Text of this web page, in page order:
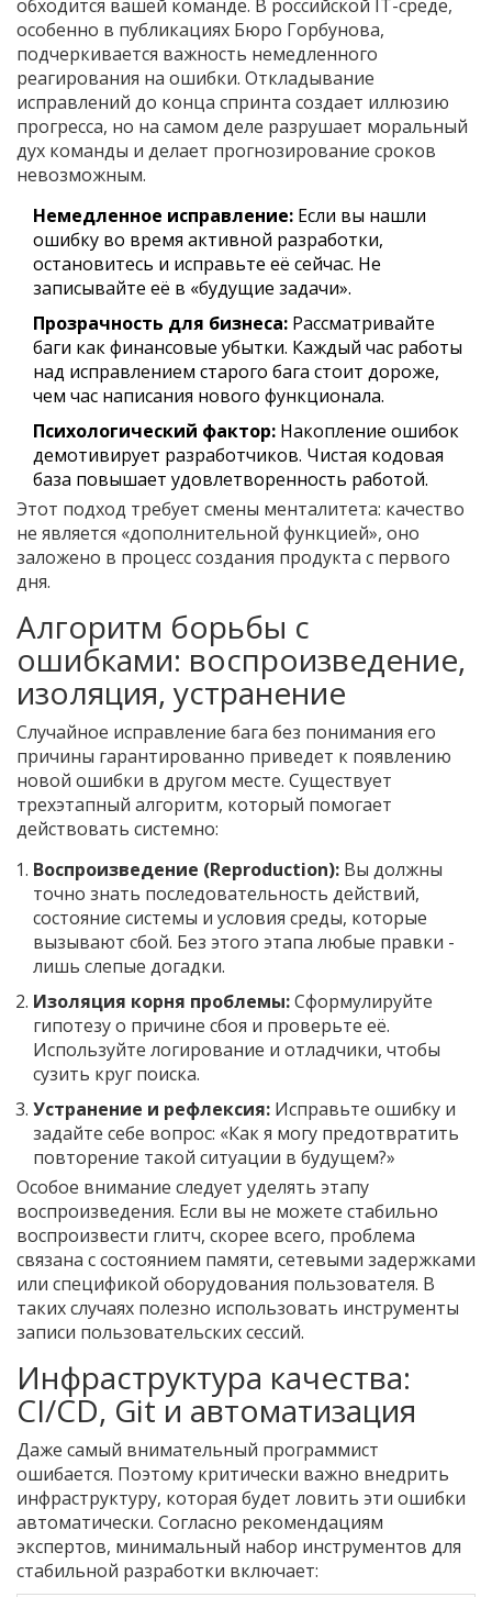
обходится вашей команде. В российской IT-среде,
особенно в публикациях Бюро Горбунова,
подчеркивается важность немедленного
реагирования на ошибки. Откладывание
исправлений до конца спринта создает иллюзию
прогресса, но на самом деле разрушает моральный
дух команды и делает прогнозирование сроков
невозможным.
Немедленное исправление: Если вы нашли
ошибку во время активной разработки,
остановитесь и исправьте её сейчас. Не
записывайте её в «будущие задачи».
Прозрачность для бизнеса: Рассматривайте
баги как финансовые убытки. Каждый час работы
над исправлением старого бага стоит дороже,
чем час написания нового функционала.
Психологический фактор: Накопление ошибок
демотивирует разработчиков. Чистая кодовая
база повышает удовлетворенность работой.
Этот подход требует смены менталитета: качество
не является «дополнительной функцией», оно
заложено в процесс создания продукта с первого
дня.
Алгоритм борьбы с
ошибками: воспроизведение,
изоляция, устранение
Случайное исправление бага без понимания его
причины гарантированно приведет к появлению
новой ошибки в другом месте. Существует
трехэтапный алгоритм, который помогает
действовать системно:
Воспроизведение (Reproduction): Вы должны
точно знать последовательность действий,
состояние системы и условия среды, которые
вызывают сбой. Без этого этапа любые правки -
лишь слепые догадки.
Изоляция корня проблемы:Сформулируйте
гипотезу о причине сбоя и проверьте её.
Используйте логирование и отладчики, чтобы
сузить круг поиска.
Устранение и рефлексия: Исправьте ошибку и
задайте себе вопрос: «Как я могу предотвратить
повторение такой ситуации в будущем?»
Особое внимание следует уделять этапу
воспроизведения. Если вы не можете стабильно
воспроизвести глитч, скорее всего, проблема
связана с состоянием памяти, сетевыми задержками
или спецификой оборудования пользователя. В
таких случаях полезно использовать инструменты
записи пользовательских сессий.
Инфраструктура качества:
CI/CD, Git и автоматизация
Даже самый внимательный программист
ошибается. Поэтому критически важно внедрить
инфраструктуру, которая будет ловить эти ошибки
автоматически. Согласно рекомендациям
экспертов, минимальный набор инструментов для
стабильной разработки включает: